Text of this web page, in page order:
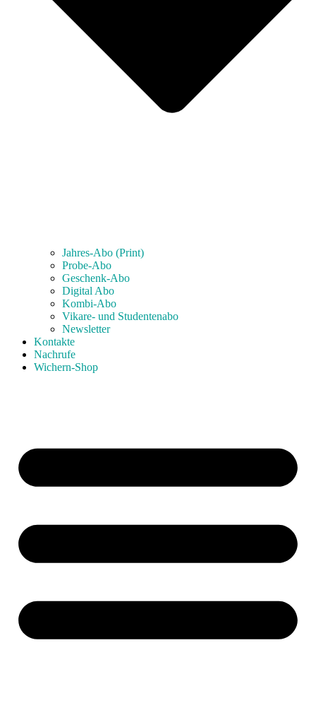
Jahres-Abo (Print)
Probe-Abo
Geschenk-Abo
Digital Abo
Kombi-Abo
Vikare- und Studentenabo
Newsletter
Kontakte
Nachrufe
Wichern-Shop